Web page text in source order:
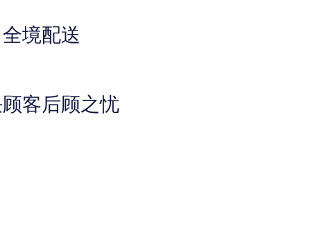
境配送
客后顾之忧